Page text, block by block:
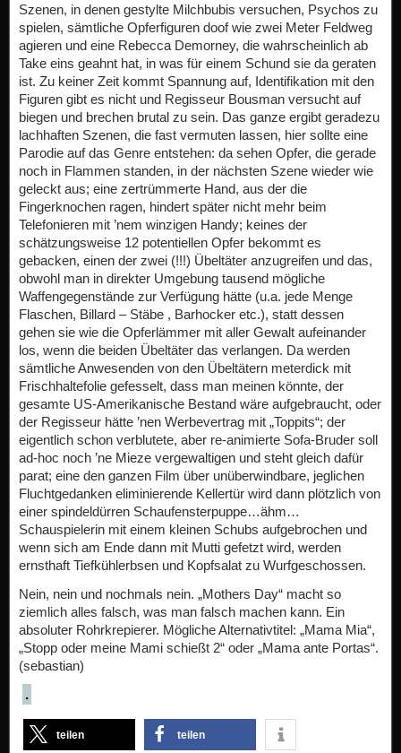
Szenen, in denen gestylte Milchbubis versuchen, Psychos zu
spielen, sämtliche Opferfiguren doof wie zwei Meter Feldweg
agieren und eine Rebecca Demorney, die wahrscheinlich ab
Take eins geahnt hat, in was für einem Schund sie da geraten
ist. Zu keiner Zeit kommt Spannung auf, Identifikation mit den
Figuren gibt es nicht und Regisseur Bousman versucht auf
biegen und brechen brutal zu sein. Das ganze ergibt geradezu
lachhaften Szenen, die fast vermuten lassen, hier sollte eine
Parodie auf das Genre entstehen: da sehen Opfer, die gerade
noch in Flammen standen, in der nächsten Szene wieder wie
geleckt aus; eine zertrümmerte Hand, aus der die
Fingerknochen ragen, hindert später nicht mehr beim
Telefonieren mit ’nem winzigen Handy; keines der
schätzungsweise 12 potentiellen Opfer bekommt es
gebacken, einen der zwei (!!!) Übeltäter anzugreifen und das,
obwohl man in direkter Umgebung tausend mögliche
Waffengegenstände zur Verfügung hätte (u.a. jede Menge
Flaschen, Billard – Stäbe , Barhocker etc.), statt dessen
gehen sie wie die Opferlämmer mit aller Gewalt aufeinander
los, wenn die beiden Übeltäter das verlangen. Da werden
sämtliche Anwesenden von den Übeltätern meterdick mit
Frischhaltefolie gefesselt, dass man meinen könnte, der
gesamte US-Amerikanische Bestand wäre aufgebraucht, oder
der Regisseur hätte ’nen Werbevertrag mit „Toppits“; der
eigentlich schon verblutete, aber re-animierte Sofa-Bruder soll
ad-hoc noch ’ne Mieze vergewaltigen und steht gleich dafür
parat; eine den ganzen Film über unüberwindbare, jeglichen
Fluchtgedanken eliminierende Kellertür wird dann plötzlich von
einer spindeldürren Schaufensterpuppe…ähm…
Schauspielerin mit einem kleinen Schubs aufgebrochen und
wenn sich am Ende dann mit Mutti gefetzt wird, werden
ernsthaft Tiefkühlerbsen und Kopfsalat zu Wurfgeschossen.
Nein, nein und nochmals nein. „Mothers Day“ macht so
ziemlich alles falsch, was man falsch machen kann. Ein
absoluter Rohrkrepierer. Mögliche Alternativtitel: „Mama Mia“,
„Stopp oder meine Mami schießt 2“ oder „Mama ante Portas“.
(sebastian)
.
teilen teilen